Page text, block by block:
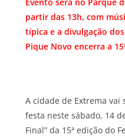
partir das 13h, com
típica e a divulgação
Pique Novo encerra a
A cidade de Extrema
festa neste sábado, 14
Final” da 15ª edição do